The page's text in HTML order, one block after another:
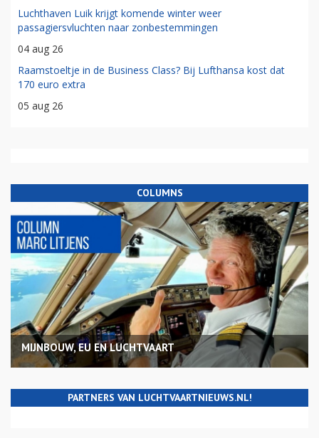
Luchthaven Luik krijgt komende winter weer
passagiersvluchten naar zonbestemmingen
04 aug 26
Raamstoeltje in de Business Class? Bij Lufthansa kost dat
170 euro extra
05 aug 26
COLUMNS
MIJNBOUW, EU EN LUCHTVAART
PARTNERS VAN LUCHTVAARTNIEUWS.NL!